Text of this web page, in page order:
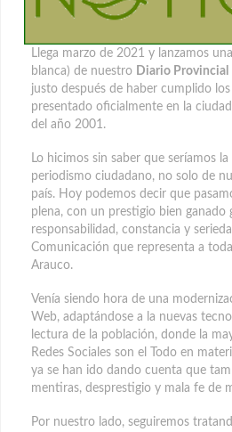
Llega marzo de 2021 y lanzamos
blanca) de nuestro Diario Provincial
justo después de haber cumplido
presentado oficialmente en la
del año 2001.
Lo hicimos sin saber que seríamos la
periodismo ciudadano, no solo de
país. Hoy podemos decir que
plena, con un prestigio bien ganado
responsabilidad, constancia y
Comunicación que representa a
Arauco.
Venía siendo hora de una
Web, adaptándose a la nuevas
lectura de la población, donde la
Redes Sociales son el Todo en
ya se han ido dando cuenta que
mentiras, desprestigio y mala fe de
Por nuestro lado, seguiremos